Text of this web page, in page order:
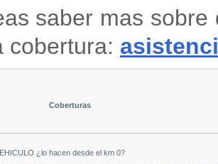
saber mas
cobertura:
Coberturas
¿lo hacen desde el km 0?